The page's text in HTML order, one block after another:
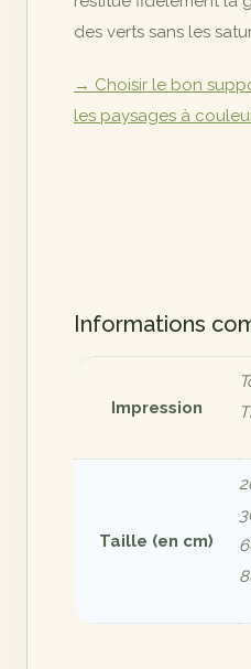
des verts sans les
→ Choisir le bon
les paysages à
Informations
Impression
Taille (en cm)